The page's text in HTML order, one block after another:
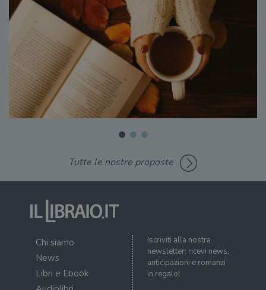
Tutte le nostre proposte
Chi siamo
News
Libri e Ebook
Iscriviti alla nostra
newsletter: ricevi news,
anticipazioni e romanzi
in regalo!